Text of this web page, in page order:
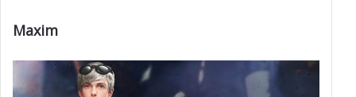
Maxim